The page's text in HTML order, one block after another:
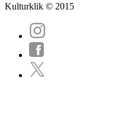
Kulturklik © 2015